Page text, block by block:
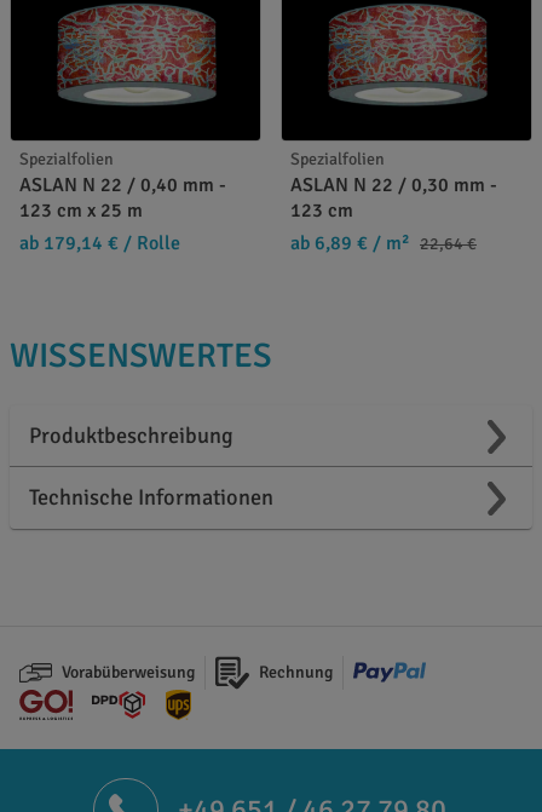
Spezialfolien
ASLAN N 22 / 0,40 mm -
123 cm x 25 m
ab 179,14 € / Rolle
Spezialfolien
ASLAN N 22 / 0,30 mm -
123 cm
ab 6,89 € / m² 22,64 €
WISSENSWERTES
Produktbeschreibung
Technische Informationen
Vorabüberweisung Rechnung